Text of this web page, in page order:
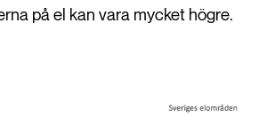
på el kan vara mycket högre.